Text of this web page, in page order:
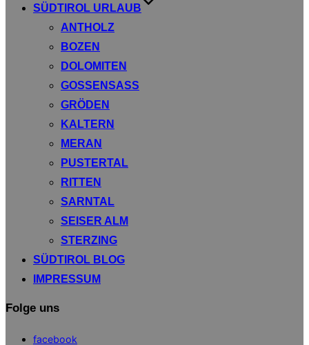
SÜDTIROL URLAUB
ANTHOLZ
BOZEN
DOLOMITEN
GOSSENSASS
GRÖDEN
KALTERN
MERAN
PUSTERTAL
RITTEN
SARNTAL
SEISER ALM
STERZING
SÜDTIROL BLOG
IMPRESSUM
Folge uns
facebook